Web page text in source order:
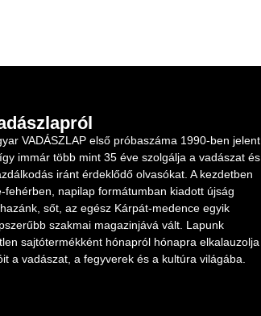
VADÁSZLAP első próbaszáma 1990-ben jelent
immár több mint 35 éve szolgálja a vadászat és
iránt érdeklődő olvasókat. A kezdetben
fehérben, napilap formátumban kiadott újság
sőt, az egész Kárpát-medence egyik
szakmai magazinjává vált. Lapunk
sajtótermékként hónapról hónapra elkalauzolja
a vadászat, a fegyverek és a kultúra világába.